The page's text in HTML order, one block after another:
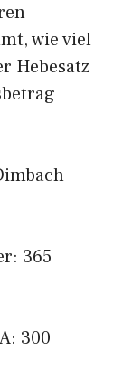
wie viel
Hebesatz
365
300